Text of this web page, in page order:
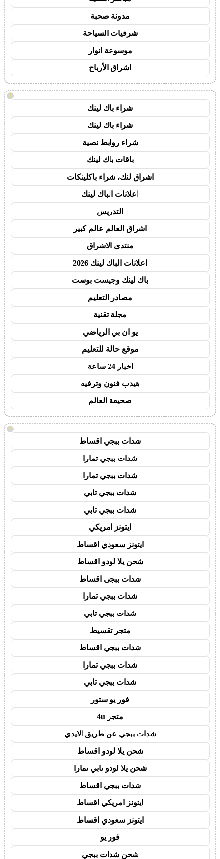
مدونة صحبة
شرقيات السياحة
موسوعة انوار
اشراق الأرباح
!
شراء باك لينك
شراء باك لينك
شراء روابط نصية
باقات باك لينك
اشراق لنك، شراء باكلينكات
اعلانات الباك لينك
التدريس
اشراق العالم عالم كبير
منتدى الاشراق
اعلانات الباك لينك 2026
باك لينك وجيست بوست
مصادر التعليم
مجلة تقنية
يو ان بي الرياضي
موقع حالة للتعليم
اخبار 24 ساعة
هيدب فنون وترفيه
صحيفة العالم
!
شدات ببجي اقساط
شدات ببجي تمارا
شدات ببجي تمارا
شدات ببجي تابي
شدات ببجي تابي
ايتونز امريكي
ايتونز سعودي اقساط
شحن يلا لودو اقساط
شدات ببجي اقساط
شدات ببجي تمارا
شدات ببجي تابي
متجر تقسيط
شدات ببجي اقساط
شدات ببجي تمارا
شدات ببجي تابي
فور يو ستور
متجر 4u
شدات ببجي عن طريق الايدي
شحن يلا لودو اقساط
شحن يلا لودو تابي تمارا
شدات ببجي اقساط
ايتونز امريكي اقساط
ايتونز سعودي اقساط
فور يو
شحن شدات ببجي